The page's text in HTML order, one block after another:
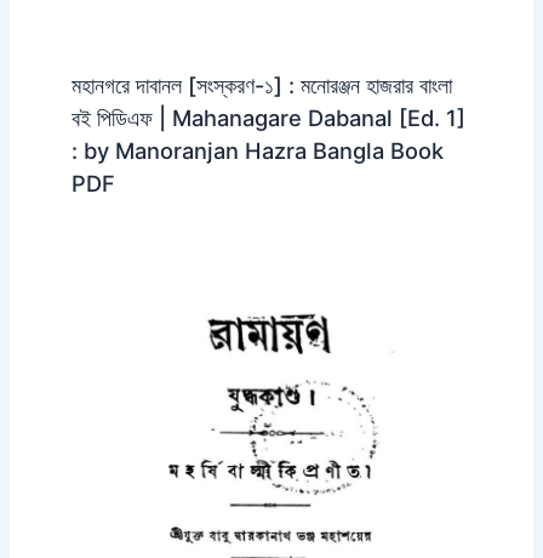
মহানগরে দাবানল [সংস্করণ-১] : মনোরঞ্জন হাজরার বাংলা
বই পিডিএফ | Mahanagare Dabanal [Ed. 1]
: by Manoranjan Hazra Bangla Book
PDF